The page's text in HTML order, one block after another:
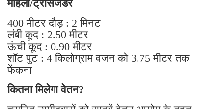
400 मीटर दौड़ : 2 मिनट
लंबी कूद : 2.50 मीटर
ऊंची कूद : 0.90 मीटर
शॉट पुट : 4 किलोग्राम वजन को 3.75 मीटर तक
फेंकना
चयनित उम्मीदवारों को सातवें वेतन आयोग के तहत